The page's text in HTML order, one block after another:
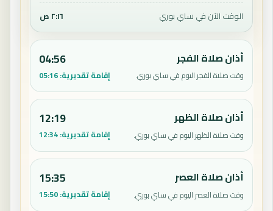
الوقت الآن في ساي بوري ٢:١٦ ص
أذان صلاة الفجر
وقت صلاة الفجر اليوم في ساي بوري.
04:56
إقامة تقديرية:05:16
أذان صلاة الظهر
وقت صلاة الظهر اليوم في ساي بوري.
12:19
إقامة تقديرية:12:34
أذان صلاة العصر
وقت صلاة العصر اليوم في ساي بوري.
15:35
إقامة تقديرية:15:50